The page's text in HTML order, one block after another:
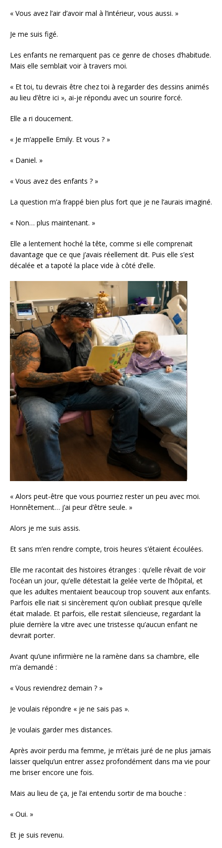
« Vous avez l’air d’avoir mal à l’intérieur, vous aussi. »
Je me suis figé.
Les enfants ne remarquent pas ce genre de choses d’habitude.
Mais elle semblait voir à travers moi.
« Et toi, tu devrais être chez toi à regarder des dessins animés
au lieu d’être ici », ai-je répondu avec un sourire forcé.
Elle a ri doucement.
« Je m’appelle Emily. Et vous ? »
« Daniel. »
« Vous avez des enfants ? »
La question m’a frappé bien plus fort que je ne l’aurais imaginé.
« Non… plus maintenant. »
Elle a lentement hoché la tête, comme si elle comprenait
davantage que ce que j’avais réellement dit. Puis elle s’est
décalée et a tapoté la place vide à côté d’elle.
« Alors peut-être que vous pourriez rester un peu avec moi.
Honnêtement… j’ai peur d’être seule. »
Alors je me suis assis.
Et sans m’en rendre compte, trois heures s’étaient écoulées.
Elle me racontait des histoires étranges : qu’elle rêvait de voir
l’océan un jour, qu’elle détestait la gelée verte de l’hôpital, et
que les adultes mentaient beaucoup trop souvent aux enfants.
Parfois elle riait si sincèrement qu’on oubliait presque qu’elle
était malade. Et parfois, elle restait silencieuse, regardant la
pluie derrière la vitre avec une tristesse qu’aucun enfant ne
devrait porter.
Avant qu’une infirmière ne la ramène dans sa chambre, elle
m’a demandé :
« Vous reviendrez demain ? »
Je voulais répondre « je ne sais pas ».
Je voulais garder mes distances.
Après avoir perdu ma femme, je m’étais juré de ne plus jamais
laisser quelqu’un entrer assez profondément dans ma vie pour
me briser encore une fois.
Mais au lieu de ça, je l’ai entendu sortir de ma bouche :
« Oui. »
Et je suis revenu.